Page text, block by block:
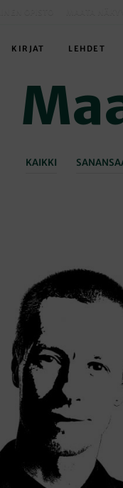
KIRJAT LEHDET
KAIKKI